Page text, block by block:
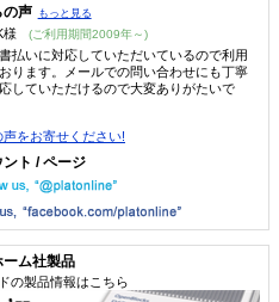
の声
もっと見る
様 (ご利用期間2009年～)
払いに対応していただいているので利用
ります。メールでの問い合わせにも丁寧
していただけるので大変ありがたいで
声をお寄せください!
ト / ページ
ム社製品
の製品情報はこちら